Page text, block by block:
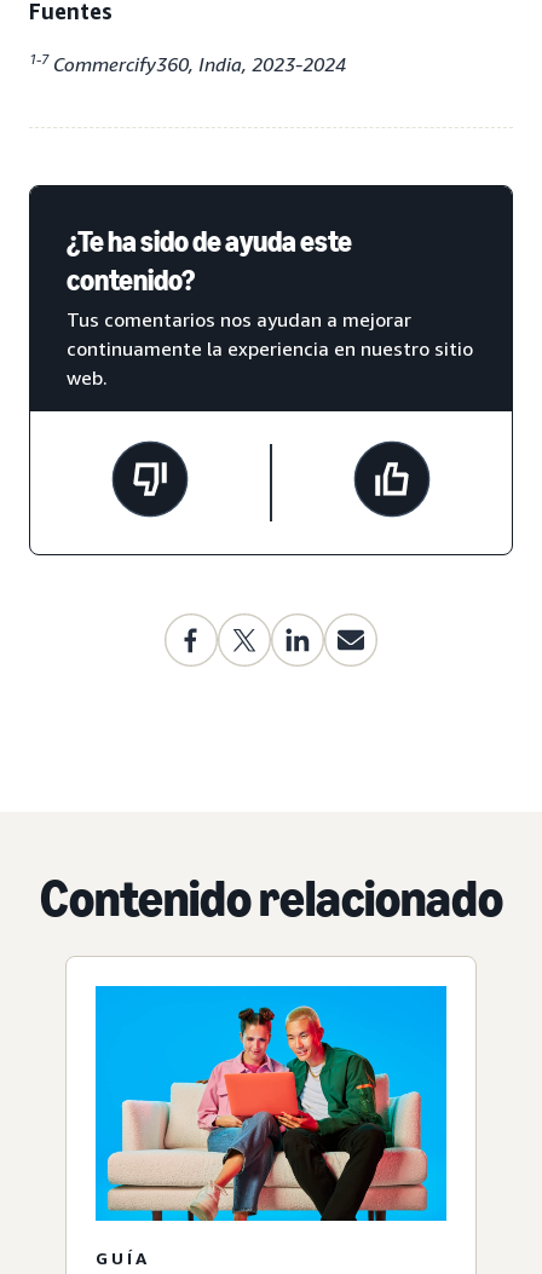
Fuentes
1-7 Commercify360, India, 2023-2024
¿Te ha sido de ayuda este
contenido?
Tus comentarios nos ayudan a mejorar
continuamente la experiencia en nuestro sitio
web.
Contenido relacionado
GUÍA